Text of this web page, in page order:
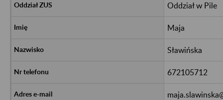
Oddział w Pile
Maja
Sławińska
672105712